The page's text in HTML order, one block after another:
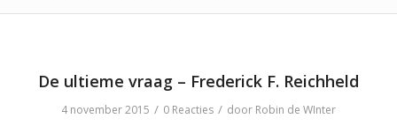
De ultieme vraag – Frederick F. Reichheld
4 november 2015 / 0 Reacties / door Robin de WInter